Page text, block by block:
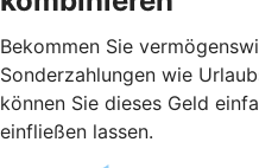
Bekommen Sie
Sonderzahlungen wie
können Sie dieses Geld
einfließen lassen.